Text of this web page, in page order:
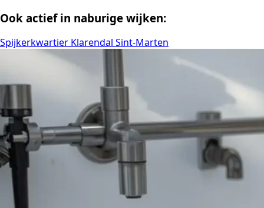
Ook actief in naburige wijken:
Spijkerkwartier Klarendal Sint-Marten